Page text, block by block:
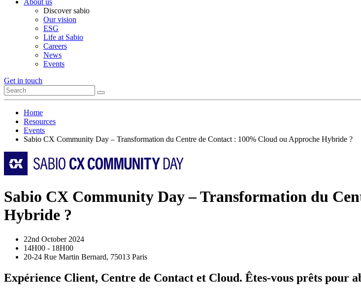
Discover sabio
Our vision
ESG
Life at Sabio
Careers
News
Events
Get in touch
Home
Resources
Events
Sabio CX Community Day – Transformation du Centre de Contact : 100% Cloud ou Approche Hybride ?
Sabio CX Community Day – Transformation du
Hybride ?
22nd October 2024
14H00 - 18H00
20-24 Rue Martin Bernard, 75013 Paris
Expérience Client, Centre de Contact et Cloud. Êtes-vous prêts pour